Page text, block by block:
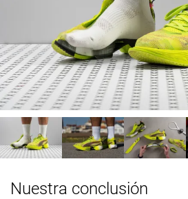
Nuestra conclusión